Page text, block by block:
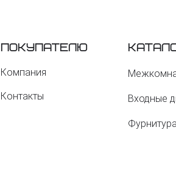
Покупателю
Компания
Контакты Входные